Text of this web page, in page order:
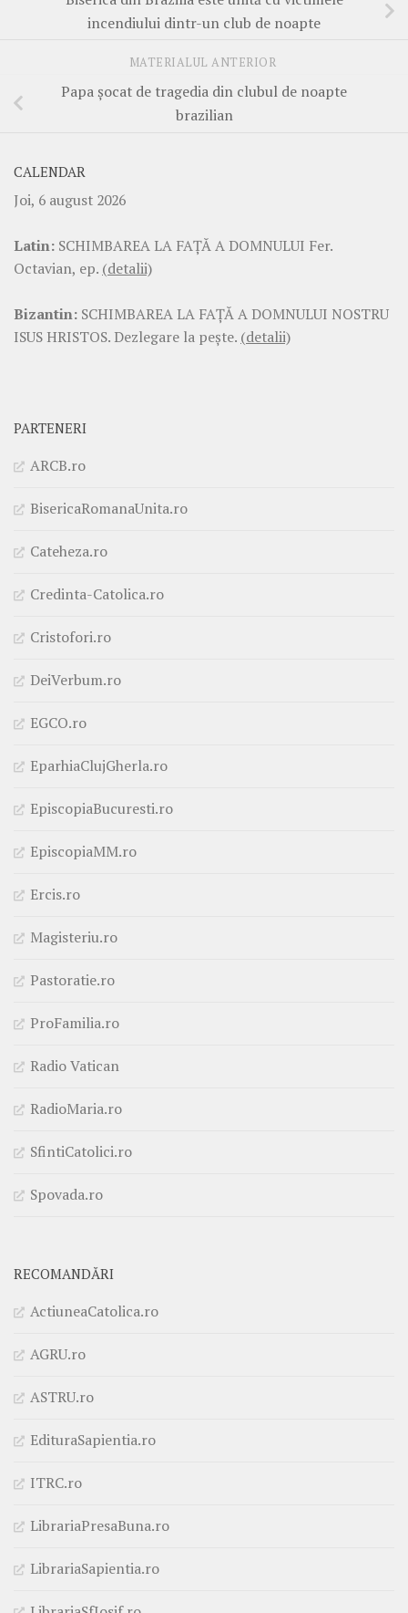
incendiului dintr-un club de noapte
MATERIALUL ANTERIOR
Papa şocat de tragedia din clubul de noapte
brazilian
CALENDAR
Joi, 6 august 2026
Latin: SCHIMBAREA LA FAŢĂ A DOMNULUI Fer.
Octavian, ep. (detalii)
Bizantin: SCHIMBAREA LA FAŢĂ A DOMNULUI NOSTRU
ISUS HRISTOS. Dezlegare la pește. (detalii)
PARTENERI
ARCB.ro
BisericaRomanaUnita.ro
Cateheza.ro
Credinta-Catolica.ro
Cristofori.ro
DeiVerbum.ro
EGCO.ro
EparhiaClujGherla.ro
EpiscopiaBucuresti.ro
EpiscopiaMM.ro
Ercis.ro
Magisteriu.ro
Pastoratie.ro
ProFamilia.ro
Radio Vatican
RadioMaria.ro
SfintiCatolici.ro
Spovada.ro
RECOMANDĂRI
ActiuneaCatolica.ro
AGRU.ro
ASTRU.ro
EdituraSapientia.ro
ITRC.ro
LibrariaPresaBuna.ro
LibrariaSapientia.ro